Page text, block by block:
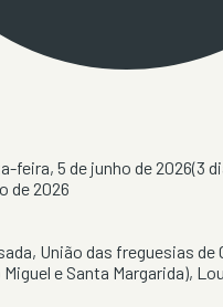
feira, 5 de junho de 2026(3
de 2026
, União das freguesias de
Miguel e Santa Margarida),